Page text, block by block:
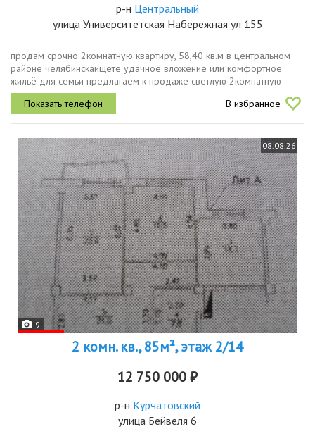
р-н Центральный
улица Университетская Набережная ул 155
продам срочно 2комнатную квартиру, 58,40 кв.м в центральном
районе челябинскаищете удачное вложение или комфортное
жильё для семьи предлагаем к продаже светлую 2комнатную
квартиру площадью 58,40 кв.м, расположенную на11 этаже
16этажного панельного...
В избранное
08.08.26
9
2 комн. кв., 85м², этаж 2/14
12 750 000 ₽
р-н Курчатовский
улица Бейвеля 6